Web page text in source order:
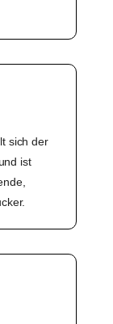
sich der
ist